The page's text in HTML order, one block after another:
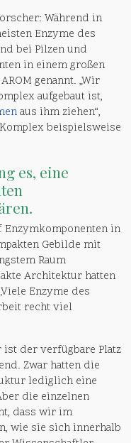
Während in
Enzyme des
bei Pilzen und
in einem großen
genannt. „Wir
aufgebaut ist,
aus ihm ziehen“,
beispielsweise
es, eine
Enzymkomponenten in
Gebilde mit
Raum
Architektur hatten
Enzyme des
recht viel
der verfügbare Platz
Zwar hatten die
lediglich eine
die einzelnen
dass wir im
wie sie sich innerhalb